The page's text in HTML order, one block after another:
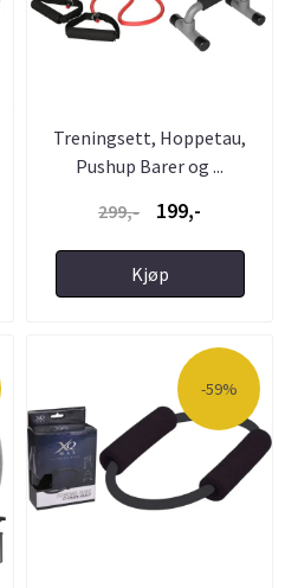
Treningsett, Hoppetau,
Pushup Barer og ...
299,-
199,-
Kjøp
-59%